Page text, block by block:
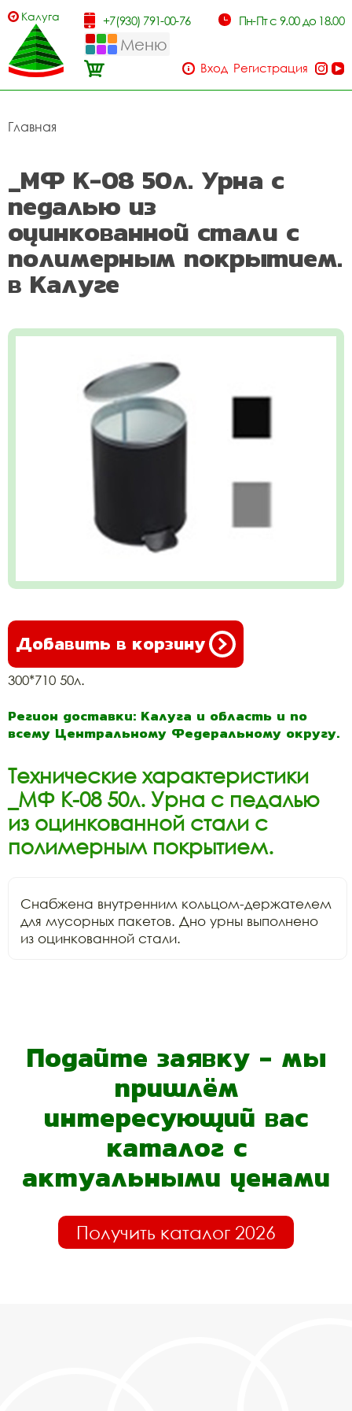
Калуга +7(930) 791-00-76 Пн-Пт с 9.00 до 18.00
Меню
Вход Регистрация
Главная
_МФ К-08 50л. Урна с
педалью из
оцинкованной стали с
полимерным покрытием.
в Калуге
Добавить в корзину
300*710 50л.
Регион доставки: Калуга и область и по
всему Центральному Федеральному округу.
Технические характеристики
_МФ К-08 50л. Урна с педалью
из оцинкованной стали с
полимерным покрытием.
Снабжена внутренним кольцом-держателем
для мусорных пакетов. Дно урны выполнено
из оцинкованной стали.
Подайте заявку - мы
пришлём
интересующий вас
каталог с
актуальными ценами
Получить каталог 2026